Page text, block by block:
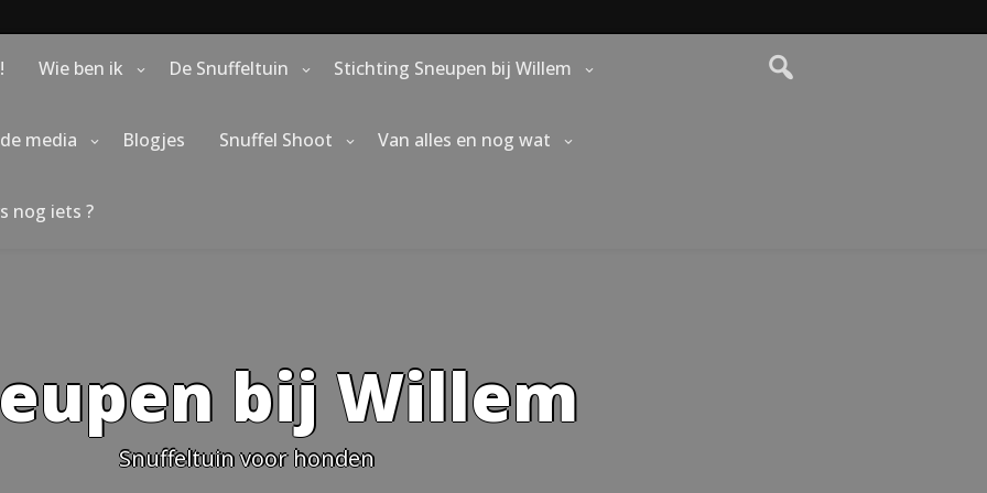
Wie ben ik De Snuffeltuin Stichting Sneupen bij Willem
media Blogjes Snuffel Shoot Van alles en nog wat
nog iets ?
bij Willem
Snuffeltuin voor honden